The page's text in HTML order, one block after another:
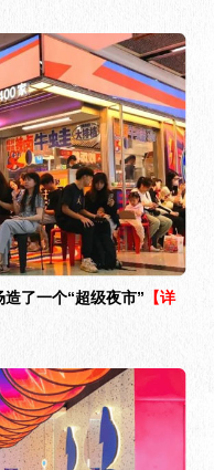
了一个“超级夜市” 【详